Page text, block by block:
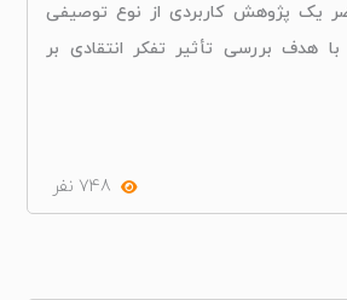
یک پژوهش کاربردی از نوع توصیفی
هدف بررسی تأثیر تفکر انتقادی بر
748 نفر